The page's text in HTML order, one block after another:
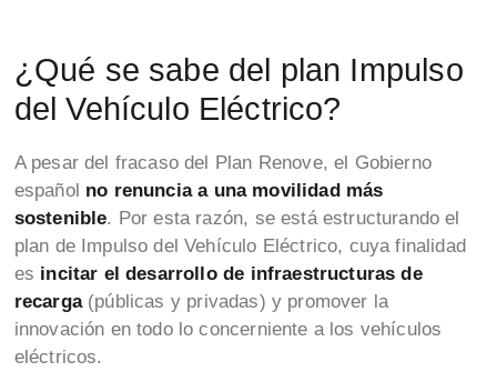
¿Qué se sabe del plan Impulso
del Vehículo Eléctrico?
A pesar del fracaso del Plan Renove, el Gobierno
español no renuncia a una movilidad más
sostenible. Por esta razón, se está estructurando el
plan de Impulso del Vehículo Eléctrico, cuya finalidad
es incitar el desarrollo de infraestructuras de
recarga(públicas y privadas) y promover la
innovación en todo lo concerniente a los vehículos
eléctricos.